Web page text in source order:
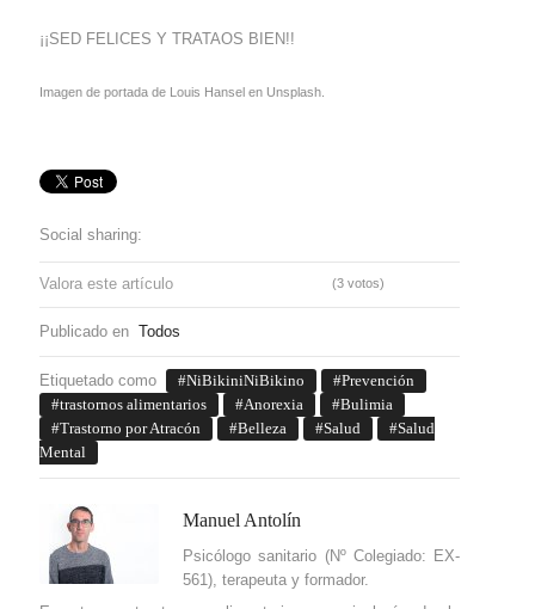
¡¡SED FELICES Y TRATAOS BIEN!!
Imagen de portada de Louis Hansel en Unsplash.
Social sharing:
Valora este artículo (3 votos)
Publicado en Todos
Etiquetado como NiBikiniNiBikino
Prevención
trastornos alimentarios
Anorexia
Bulimia
Trastorno por Atracón
Belleza Salud
Salud
Mental
Manuel Antolín
Psicólogo sanitario (Nº Colegiado: EX-
561), terapeuta y formador.